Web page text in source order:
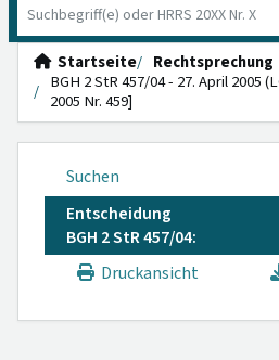
Startseite
Rechtsprechung
BGH 2 StR 457/04 - 27. April 2005
2005 Nr. 459]
Suchen
Entscheidung
BGH 2 StR 457/04:
Druckansicht